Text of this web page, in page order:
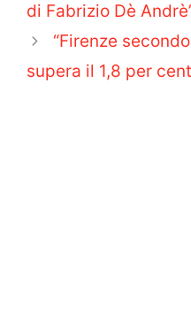
di Fabrizio Dè
“Firenze
supera il 1,8 per